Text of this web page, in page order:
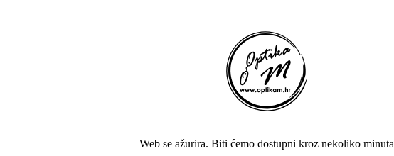
Web se ažurira. Biti ćemo dostupni kroz nekoliko minuta